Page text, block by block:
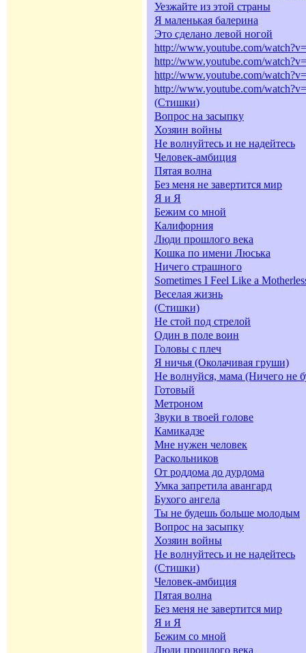
Уезжайте из этой страны
Я маленькая балерина
Это сделано левой ногой
http://www.youtube.com/
http://www.youtube.com/
http://www.youtube.com/
http://www.youtube.com/
(Стишки)
Вопрос на засыпку
Хозяин войны
Не волнуйтесь и не надейтесь
Человек-амбиция
Пятая волна
Без меня не завертится мир
Я и Я
Бежим со мной
Калифорния
Люди прошлого века
Кошка по имени Люська
Ничего страшного
Sometimes I Feel Like a
Веселая жизнь
(Стишки)
Не стой под стрелой
Один в поле воин
Головы с плеч
Я ничья (Околачивая груши)
Не волнуйся, мама (Ничего не
Готовый
Метроном
Звуки в твоей голове
Камикадзе
Мне нужен человек
Раскольников
От роддома до дурдома
Умка запретила авангард
Бухого ангела
Ты не будешь больше молодым
Вопрос на засыпку
Хозяин войны
Не волнуйтесь и не надейтесь
(Стишки)
Человек-амбиция
Пятая волна
Без меня не завертится мир
Я и Я
Бежим со мной
Люди прошлого века